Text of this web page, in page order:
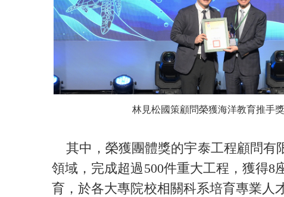
林見松國策顧問榮獲海洋教育推手
其中，榮獲團體獎的宇泰工程顧問有
領域，完成超過500件重大工程，獲得
育，於各大專院校相關科系培育專業人